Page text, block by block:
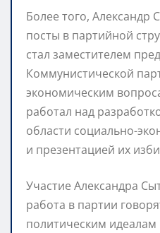
Более того, Александр
посты в партийной
стал заместителем
Коммунистической
экономическим
работал над
области социально-
и презентацией их
Участие Александра
работа в партии
политическим